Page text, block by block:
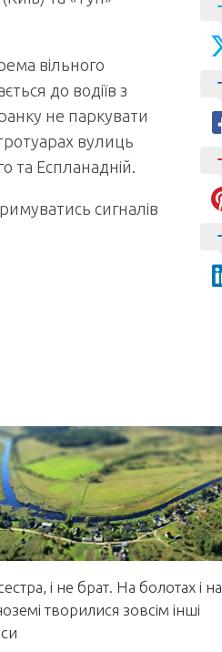
вільного
до водіїв з
не паркувати
вулиць
та Еспланадній.
сигналів
і не брат. На болотах і на
творилися зовсім інші